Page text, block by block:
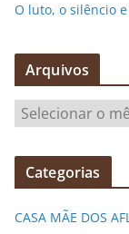
O luto, o silêncio
Arquivos
q
v
Categorias
CASA MÃE DOS